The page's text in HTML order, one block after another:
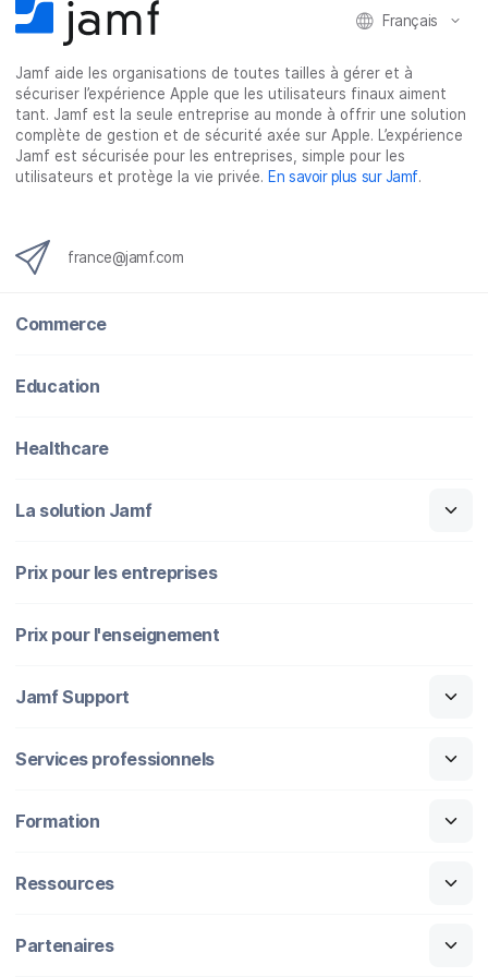
r
F
a
c
e
r
T
w
i
t
r
L
i
n
k
r
e
-
m
a
Français
Jamf aide les organisations de toutes tailles à gérer et à
sécuriser l’expérience Apple que les utilisateurs finaux aiment
tant. Jamf est la seule entreprise au monde à offrir une solution
complète de gestion et de sécurité axée sur Apple. L’expérience
Jamf est sécurisée pour les entreprises, simple pour les
utilisateurs et protège la vie privée. En savoir plus sur Jamf.
france@jamf.com
Commerce
Education
Healthcare
La solution Jamf
Prix pour les entreprises
Prix pour l'enseignement
Jamf Support
Services professionnels
Formation
Ressources
Partenaires